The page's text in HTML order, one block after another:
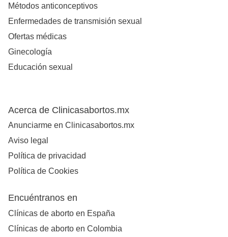
Métodos anticonceptivos
Enfermedades de transmisión sexual
Ofertas médicas
Ginecología
Educación sexual
Acerca de Clinicasabortos.mx
Anunciarme en Clinicasabortos.mx
Aviso legal
Política de privacidad
Política de Cookies
Encuéntranos en
Clínicas de aborto en España
Clínicas de aborto en Colombia